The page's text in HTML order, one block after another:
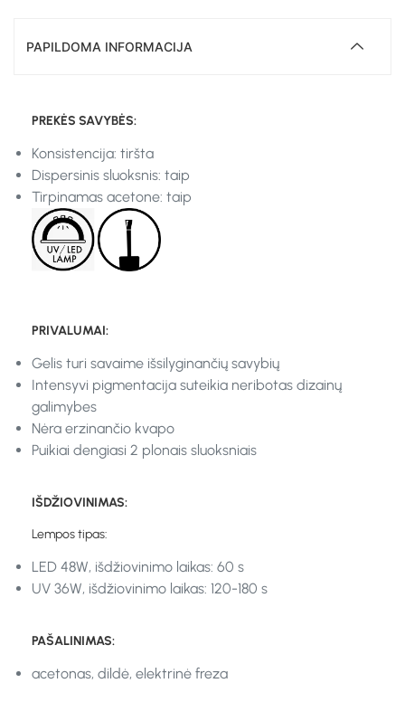
PAPILDOMA INFORMACIJA
PREKĖS SAVYBĖS:
Konsistencija: tiršta
Dispersinis sluoksnis: taip
Tirpinamas acetone: taip
PRIVALUMAI:
Gelis turi savaime išsilyginančių savybių
Intensyvi pigmentacija suteikia neribotas dizainų
galimybes
Nėra erzinančio kvapo
Puikiai dengiasi 2 plonais sluoksniais
IŠDŽIOVINIMAS:
Lempos tipas:
LED 48W, išdžiovinimo laikas: 60 s
UV 36W, išdžiovinimo laikas: 120-180 s
PAŠALINIMAS:
acetonas, dildė, elektrinė freza